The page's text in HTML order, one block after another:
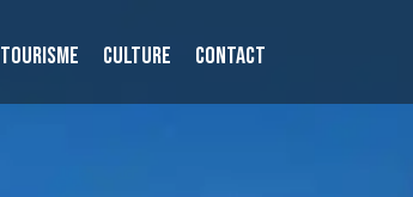
TOURISME CULTURE CONTACT